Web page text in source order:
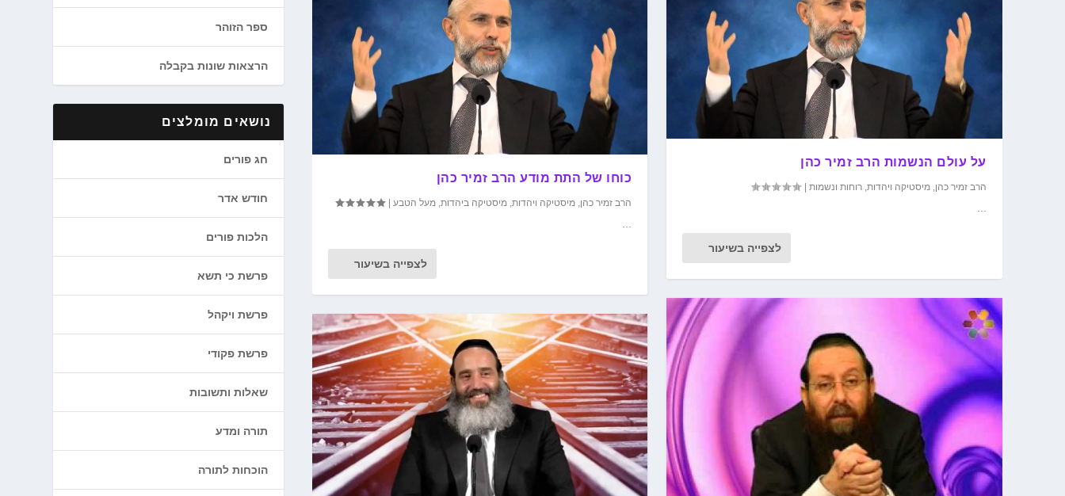
כוחו של התת מודע הרב זמיר כהן
הרב זמיר כהן, מיסטיקה ויהדות, מיסטיקה ביהדות, מעל הטבע|
לצפייה בשיעור
על עולם הנשמות הרב זמיר כהן
הרב זמיר כהן,מיסטיקה ויהדות,רוחות ונשמות |
לצפייה בשיעור
ספר הזוהר
הרצאות שונות בקבלה
נושאים מומלצים
חג פורים
חודש אדר
הלכות פורים
פרשת כי תשא
פרשת ויקהל
פרשת פקודי
שאלות ותשובות
תורה ומדע
הוכחות לתורה